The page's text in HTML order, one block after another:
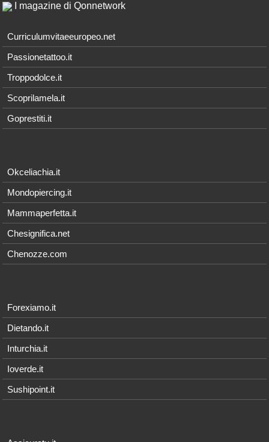
I magazine di Qonnetwork
Curriculumvitaeeuropeo.net
Passionetattoo.it
Troppodolce.it
Scoprilamela.it
Goprestiti.it
Okceliachia.it
Mondopiercing.it
Mammaperfetta.it
Chesignifica.net
Chenozze.com
Forexiamo.it
Dietando.it
Inturchia.it
Ioverde.it
Sushipoint.it